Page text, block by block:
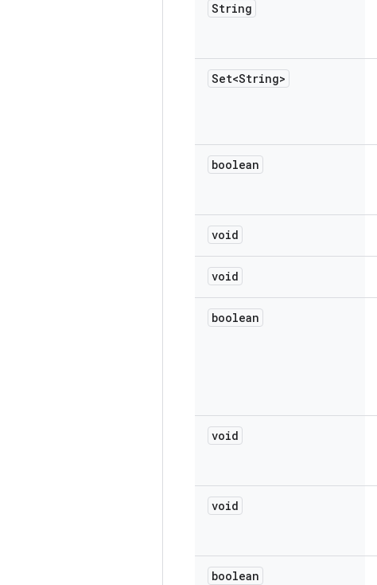
String
Set<String>
boolean
void
void
boolean
void
void
boolean